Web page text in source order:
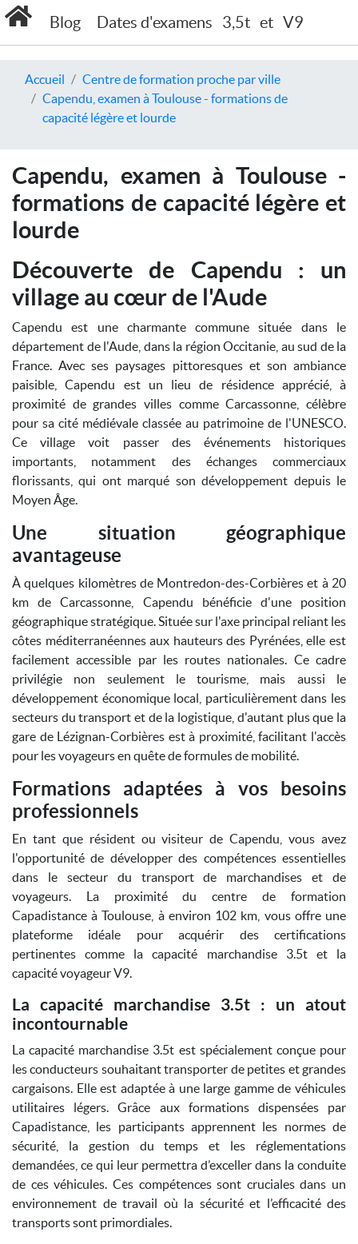
Blog Dates d'examens 3,5t et V9
Accueil
Centre de formation proche par ville
Capendu, examen à Toulouse - formations de
capacité légère et lourde
Capendu, examen à Toulouse -
formations de capacité légère et
lourde
Découverte de Capendu : un
village au cœur de l'Aude
Capendu est une charmante commune située dans le
département de l'Aude, dans la région Occitanie, au sud de la
France. Avec ses paysages pittoresques et son ambiance
paisible, Capendu est un lieu de résidence apprécié, à
proximité de grandes villes comme Carcassonne, célèbre
pour sa cité médiévale classée au patrimoine de l'UNESCO.
Ce village voit passer des événements historiques
importants, notamment des échanges commerciaux
florissants, qui ont marqué son développement depuis le
Moyen Âge.
Une situation géographique
avantageuse
À quelques kilomètres de Montredon-des-Corbières et à 20
km de Carcassonne, Capendu bénéficie d'une position
géographique stratégique. Située sur l'axe principal reliant les
côtes méditerranéennes aux hauteurs des Pyrénées, elle est
facilement accessible par les routes nationales. Ce cadre
privilégie non seulement le tourisme, mais aussi le
développement économique local, particulièrement dans les
secteurs du transport et de la logistique, d'autant plus que la
gare de Lézignan-Corbières est à proximité, facilitant l'accès
pour les voyageurs en quête de formules de mobilité.
Formations adaptées à vos besoins
professionnels
En tant que résident ou visiteur de Capendu, vous avez
l'opportunité de développer des compétences essentielles
dans le secteur du transport de marchandises et de
voyageurs. La proximité du centre de formation
Capadistance à Toulouse, à environ 102 km, vous offre une
plateforme idéale pour acquérir des certifications
pertinentes comme la capacité marchandise 3.5t et la
capacité voyageur V9.
La capacité marchandise 3.5t : un atout
incontournable
La capacité marchandise 3.5t est spécialement conçue pour
les conducteurs souhaitant transporter de petites et grandes
cargaisons. Elle est adaptée à une large gamme de véhicules
utilitaires légers. Grâce aux formations dispensées par
Capadistance, les participants apprennent les normes de
sécurité, la gestion du temps et les réglementations
demandées, ce qui leur permettra d’exceller dans la conduite
de ces véhicules. Ces compétences sont cruciales dans un
environnement de travail où la sécurité et l’efficacité des
transports sont primordiales.